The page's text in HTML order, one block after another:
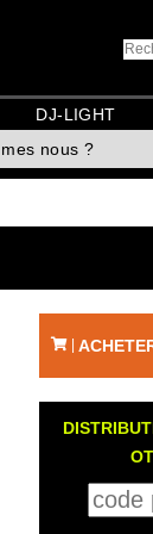
nous ?
DJ-LIGHT